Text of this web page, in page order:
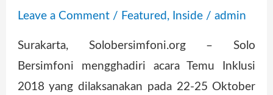
Leave a Comment / Featured , Inside/ admin
Surakarta, Solobersimfoni.org – Solo
Bersimfoni mengghadiri acara Temu Inklusi
2018 yang dilaksanakan pada 22-25 Oktober